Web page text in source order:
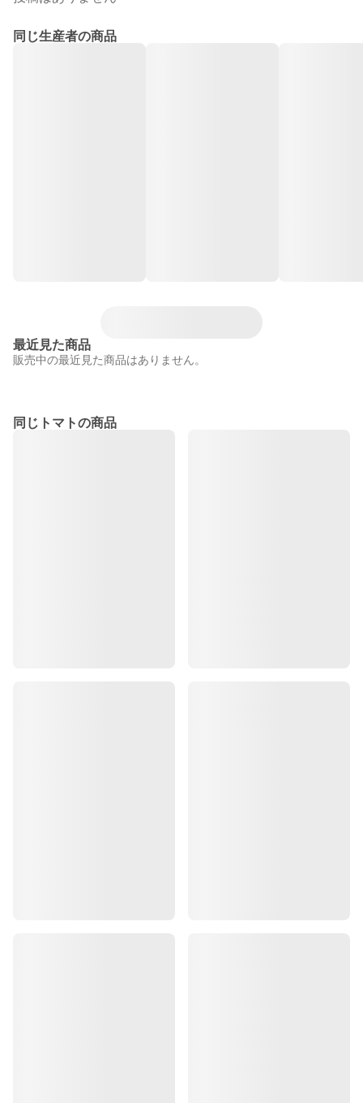
同じ生産者の商品
最近見た商品
販売中の最近見た商品はありません。
同じトマトの商品